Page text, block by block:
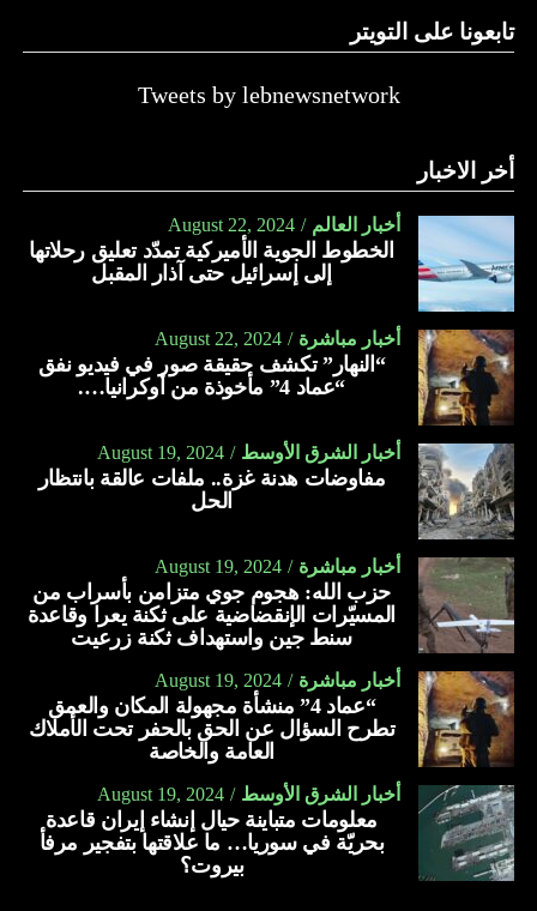
تابعونا على التويتر
Tweets by lebnewsnetwork
أخر الاخبار
أخبار العالم August 22, 2024
الخطوط الجوية الأميركية تمدّد تعليق رحلاتها
إلى إسرائيل حتى آذار المقبل
أخبار مباشرة August 22, 2024
“النهار” تكشف حقيقة صور في فيديو نفق
“عماد 4” مأخوذة من أوكرانيا….
أخبار الشرق الأوسط August 19, 2024
مفاوضات هدنة غزة.. ملفات عالقة بانتظار
الحل
أخبار مباشرة August 19, 2024
حزب الله: هجوم جوي متزامن بأسراب من
المسيّرات الإنقضاضية على ثكنة يعرا وقاعدة
سنط جين واستهداف ثكنة زرعيت
أخبار مباشرة August 19, 2024
“عماد 4” منشأة مجهولة المكان والعمق
تطرح السؤال عن الحق بالحفر تحت الأملاك
العامة والخاصة
أخبار الشرق الأوسط August 19, 2024
معلومات متباينة حيال إنشاء إيران قاعدة
بحريّة في سوريا… ما علاقتها بتفجير مرفأ
بيروت؟